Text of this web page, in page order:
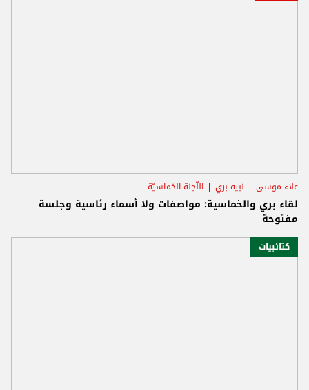
علاء موسى نبيه بري اللّجنة الخماسيّة
لقاء بري والخماسية: مواصفات ولا أسماء رئاسية وجلسة
مفتوحة
كتائبيات